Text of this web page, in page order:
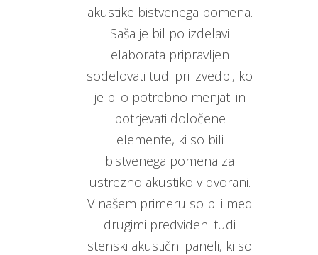
akustike bistvenega pomena.
Saša je bil po izdelavi
elaborata pripravljen
sodelovati tudi pri izvedbi, ko
je bilo potrebno menjati in
potrjevati določene
elemente, ki so bili
bistvenega pomena za
ustrezno akustiko v dvorani.
V našem primeru so bili med
drugimi predvideni tudi
stenski akustični paneli, ki so